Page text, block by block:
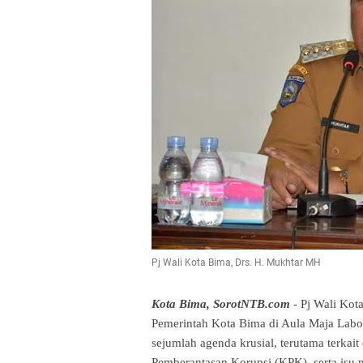
Pj Wali Kota Bima, Drs. H. Mukhtar MH
Kota Bima, SorotNTB.com - Pj Wali
Pemerintah Kota Bima di Aula Maja
sejumlah agenda krusial, terutama